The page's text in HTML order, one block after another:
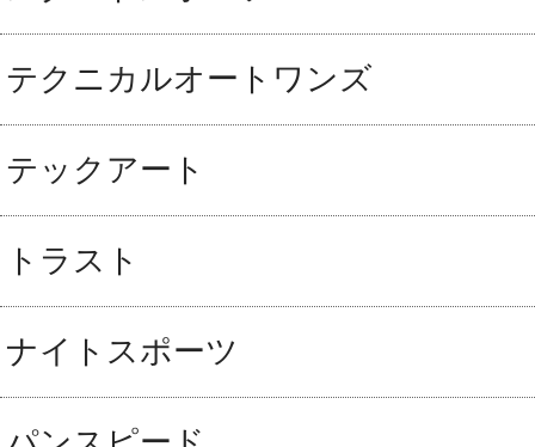
テクニカルオートワンズ
テックアート
トラスト
ナイトスポーツ